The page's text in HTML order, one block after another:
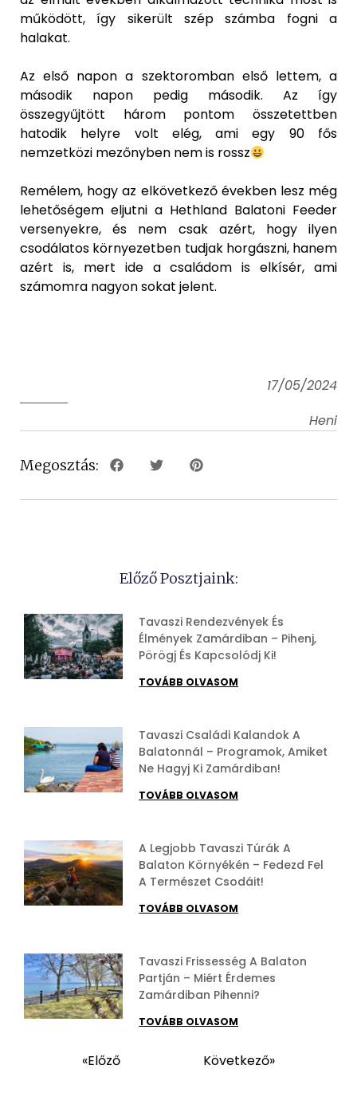
működött, így sikerült szép számba fogni a
halakat.
Az első napon a szektoromban első lettem, a
második napon pedig második. Az így
összegyűjtött három pontom összetettben
hatodik helyre volt elég, ami egy 90 fős
nemzetközi mezőnyben nem is rossz
Remélem, hogy az elkövetkező években lesz még
lehetőségem eljutni a Hethland Balatoni Feeder
versenyekre, és nem csak azért, hogy ilyen
csodálatos környezetben tudjak horgászni, hanem
azért is, mert ide a családom is elkísér, ami
számomra nagyon sokat jelent.
17/05/2024
Heni
Megosztás:
Előző Posztjaink:
Tavaszi Rendezvények És
Élmények Zamárdiban – Pihenj,
Pörögj És Kapcsolódj Ki!
TOVÁBB OLVASOM
Tavaszi Családi Kalandok A
Balatonnál – Programok, Amiket
Ne Hagyj Ki Zamárdiban!
TOVÁBB OLVASOM
A Legjobb Tavaszi Túrák A
Balaton Környékén – Fedezd Fel
A Természet Csodáit!
TOVÁBB OLVASOM
Tavaszi Frissesség A Balaton
Partján – Miért Érdemes
Zamárdiban Pihenni?
TOVÁBB OLVASOM
«Előző Következő»